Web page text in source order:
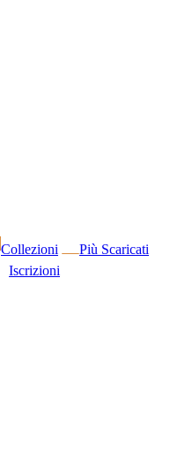
Collezioni
Più Scaricati
Iscrizioni